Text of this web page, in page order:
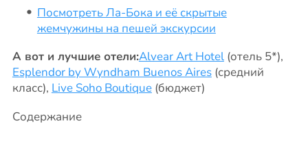
Посмотреть Ла-Бока и её скрытые
жемчужины на пешей экскурсии
А вот и лучшие отели:Alvear Art Hotel(отель 5*),
Esplendor by Wyndham Buenos Aires(средний
класс), Live Soho Boutique(бюджет)
Содержание